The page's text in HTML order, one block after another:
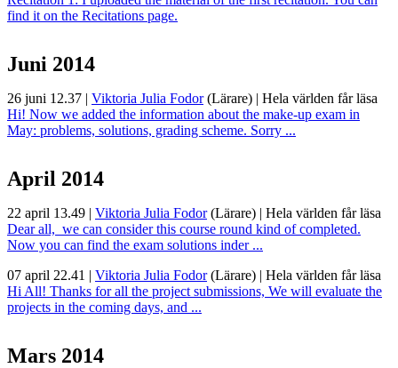
find it on the Recitations page.
Juni 2014
26 juni 12.37 | Viktoria Julia Fodor(Lärare) | Hela världen får läsa
Hi! Now we added the information about the make-up exam in
May: problems, solutions, grading scheme. Sorry ...
April 2014
22 april 13.49 | Viktoria Julia Fodor(Lärare) | Hela världen får läsa
Dear all, we can consider this course round kind of completed.
Now you can find the exam solutions inder ...
07 april 22.41 | Viktoria Julia Fodor(Lärare) | Hela världen får läsa
Hi All! Thanks for all the project submissions, We will evaluate the
projects in the coming days, and ...
Mars 2014